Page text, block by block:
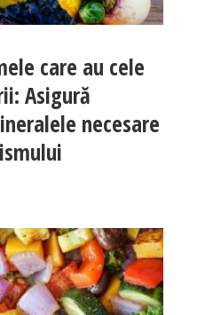
care au cele
Asigură
necesare